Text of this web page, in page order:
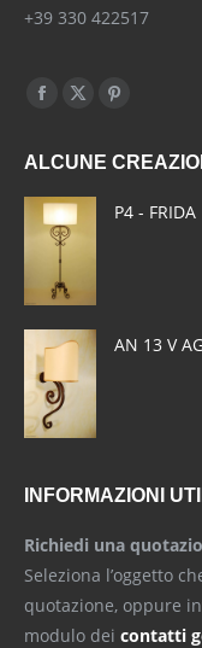
+39 330 422517
Find us on:
Facebook
opens
in
new
window
X
opens
in
new
Pinterest
opens
ALCUNE
P4 - FRIDA
AN 13 V
INFORMAZIONI
Richiedi una
Seleziona l’oggetto
quotazione, oppure
modulo dei contatti